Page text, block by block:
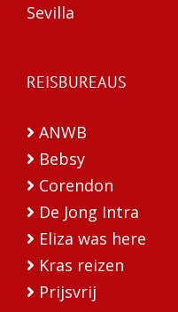
Sevilla
REISBUREAUS
ANWB
Bebsy
Corendon
De Jong Intra
Eliza was here
Kras reizen
Prijsvrij